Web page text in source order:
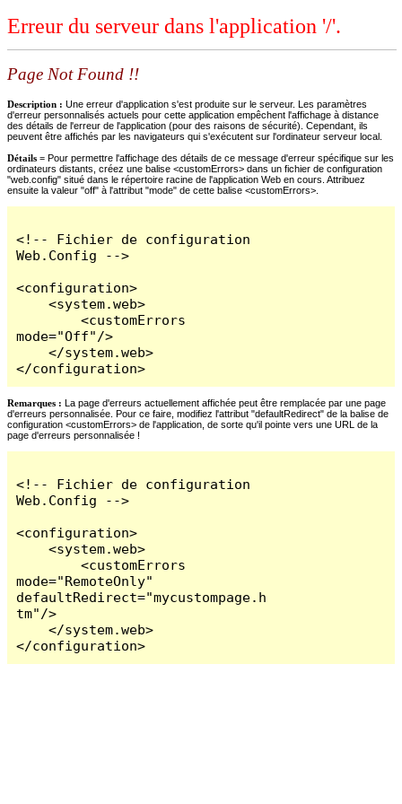
Erreur du serveur dans l'application '/'.
Page Not Found !!
Description : Une erreur d'application s'est produite sur le serveur. Les paramètres
d'erreur personnalisés actuels pour cette application empêchent l'affichage à distance
des détails de l'erreur de l'application (pour des raisons de sécurité). Cependant, ils
peuvent être affichés par les navigateurs qui s'exécutent sur l'ordinateur serveur local.
Détails = Pour permettre l'affichage des détails de ce message d'erreur spécifique sur les
ordinateurs distants, créez une balise <customErrors> dans un fichier de configuration
"web.config" situé dans le répertoire racine de l'application Web en cours. Attribuez
ensuite la valeur "off" à l'attribut "mode" de cette balise <customErrors>.
<!-- Fichier de configuration
Web.Config -->
<configuration>
    <system.web>
        <customErrors
mode="Off"/>
    </system.web>
</configuration>
Remarques : La page d'erreurs actuellement affichée peut être remplacée par une page
d'erreurs personnalisée. Pour ce faire, modifiez l'attribut "defaultRedirect" de la balise de
configuration <customErrors> de l'application, de sorte qu'il pointe vers une URL de la
page d'erreurs personnalisée !
<!-- Fichier de configuration
Web.Config -->
<configuration>
    <system.web>
        <customErrors
mode="RemoteOnly"
defaultRedirect="mycustompage.h
tm"/>
    </system.web>
</configuration>